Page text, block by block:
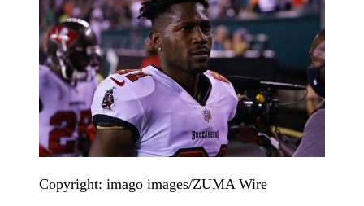
Copyright: imago images/ZUMA Wire